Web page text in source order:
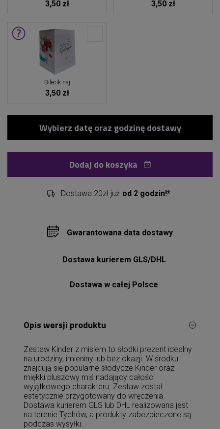
3,50 zł 3,50 zł
Bilecik naj
3,50 zł
Dodaj do koszyka
Dostawa 20zł już od 2 godzin!*
Gwarantowana data dostawy
Dostawa kurierem GLS/DHL
Dostawa w całej Polsce
Opis wersji produktu
Zestaw Kinder z misiem to słodki prezent idealny
na urodziny, imieniny lub bez okazji. W środku
znajdują się popularne słodycze Kinder oraz
miękki pluszowy miś nadający całości
wyjątkowego charakteru. Zestaw został
estetycznie przygotowany do wręczenia.
Dostawa kurierem GLS lub DHL realizowana jest
na terenie Tychów, a produkty zabezpieczone są
podczas wysyłki.